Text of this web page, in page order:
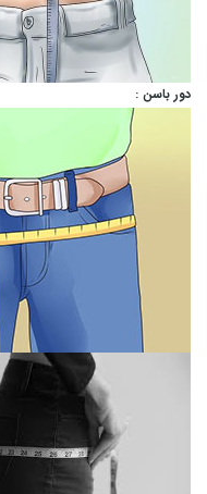
دور باسن :